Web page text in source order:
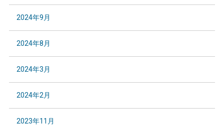
2024年9月
2024年8月
2024年3月
2024年2月
2023年11月